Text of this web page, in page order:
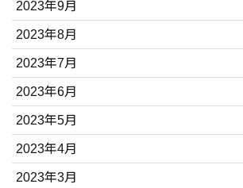
2023年9月
2023年8月
2023年7月
2023年6月
2023年5月
2023年4月
2023年3月